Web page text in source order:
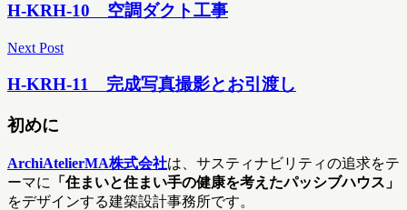
H-KRH-10 空調ダクト工事
Next Post
H-KRH-11 完成写真撮影とお引渡し
初めに
ArchiAtelierMA株式会社は、サスティナビリティの追求をテ
ーマに
「住まいと住まい手の健康を考えたパッシブハウス」
をデザインする建築設計事務所です。